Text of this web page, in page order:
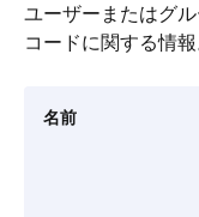
ユーザーまたはグ
コードに関する情報
名前